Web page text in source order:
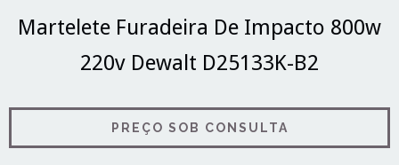
Martelete Furadeira De Impacto 800w
220v Dewalt D25133K-B2